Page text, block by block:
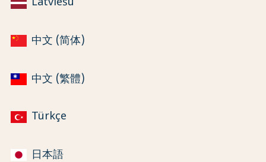
Latviešu
中文 (简体)
中文 (繁體)
Türkçe
日本語